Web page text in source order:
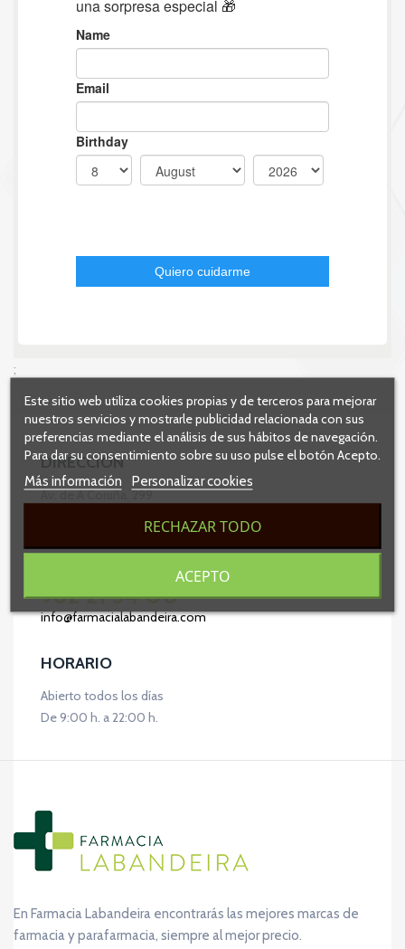
;
DIRECCIÓN
Av. de A Coruña, 299
982 21 54 00
info@farmacialabandeira.com
HORARIO
Abierto todos los días
De 9:00 h. a 22:00 h.
En Farmacia Labandeira encontrarás las mejores marcas de
farmacia y parafarmacia, siempre al mejor precio.
Este sitio web utiliza cookies propias y de terceros para mejorar
nuestros servicios y mostrarle publicidad relacionada con sus
preferencias mediante el análisis de sus hábitos de navegación.
Para dar su consentimiento sobre su uso pulse el botón Acepto.
Más información
Personalizar cookies
RECHAZAR TODO
ACEPTO